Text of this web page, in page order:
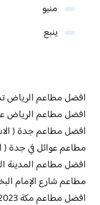
منيو
ينبع
افضل مطاعم الرياض تم
افضل مطاعم الرياض
افضل مطاعم جدة (
مطاعم عوائل في جدة (
افضل مطاعم المدينة
مطاعم شارع الإمام البخاري
افضل مطاعم مكة 2023